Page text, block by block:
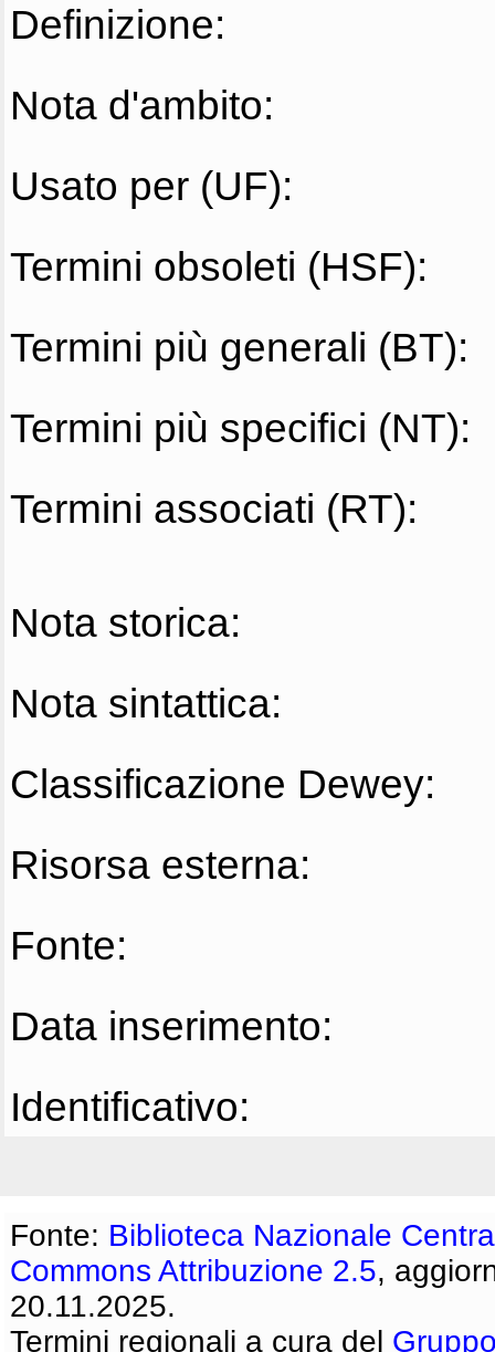
Definizione:
Nota d'ambito:
Usato per (UF):
Termini obsoleti (HSF):
Termini più generali (BT):
Termini più specifici (NT):
Termini associati (RT):
Nota storica:
Nota sintattica:
Classificazione Dewey:
Risorsa esterna:
Fonte:
Data inserimento:
Identificativo:
Fonte: Biblioteca Nazionale
Commons Attribuzione 2.5,
20.11.2025.
Termini regionali a cura del